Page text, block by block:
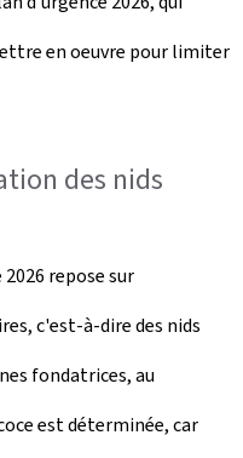
en oeuvre pour limiter
des nids
repose sur
c'est-à-dire des nids
fondatrices, au
est déterminée, car